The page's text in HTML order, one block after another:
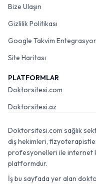
Bize Ulaşın
Gizlilik Politikası
Google Takvim
Site Haritası
PLATFORMLAR
Doktorsitesi.com
Doktorsitesi.az
Doktorsitesi.com sağlık
diş hekimleri,
profesyonelleri ile internet
platformdur.
İş bu sayfada yer alan